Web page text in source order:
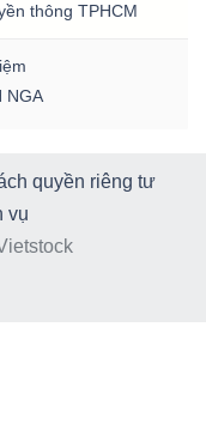
thông TPHCM
NGA
quyền riêng tư
vụ